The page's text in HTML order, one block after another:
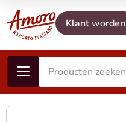
Klant worden